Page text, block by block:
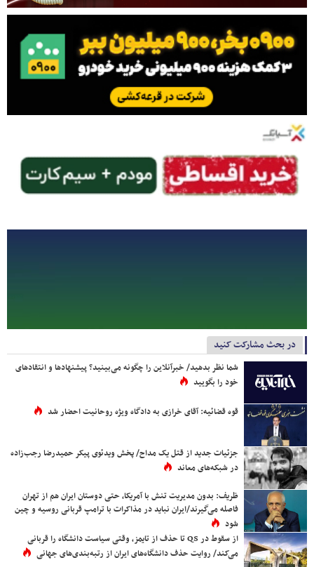
در بحث مشارکت کنید
شما نظر بدهید/ خبرآنلاین را چگونه می‌بینید؟ پیشنهادها و انتقادهای
خود را بگویید
قوه قضائیه: آقای خرازی به دادگاه ویژه روحانیت احضار شد
جزئیات جدید از قتل یک مداح/ پخش ویدئوی پیکر حمیدرضا رجب‌زاده
در شبکه‌های معاند
ظریف: بدون مدیریت تنش با آمریکا، حتی دوستان ایران هم از تهران
فاصله می‌گیرند/ایران نباید در مذاکرات با ترامپ قربانی روسیه و چین
شود
از سقوط در QS تا حذف از تایمز، وقتی سیاست دانشگاه را قربانی
می‌کند/ روایت حذف دانشگاه‌های ایران از رتبه‌بندی‌های جهانی